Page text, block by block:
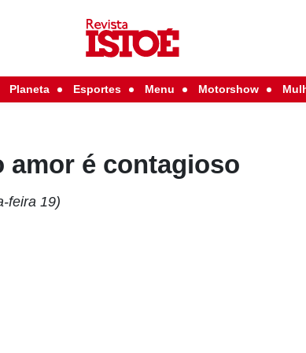
Planeta Esportes Menu Motorshow
amor é contagioso
feira 19)